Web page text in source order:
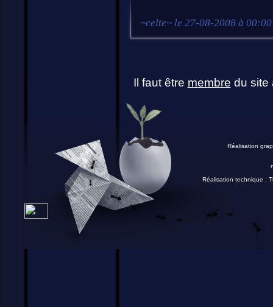
~celte~ le 27-08-2008 à 00:00
Il faut être membre du site
Réalisation
Réalisation technique :